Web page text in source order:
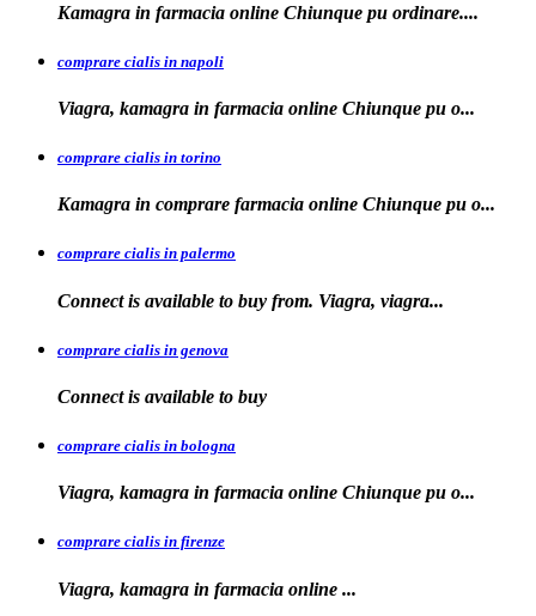
Kamagra in farmacia online Chiunque pu ordinare....
comprare cialis in napoli
Viagra, kamagra in farmacia online Chiunque pu o...
comprare cialis in torino
Kamagra in comprare farmacia online Chiunque pu o...
comprare cialis in palermo
Connect is available to buy from. Viagra, viagra...
comprare cialis in genova
Connect is available to buy
comprare cialis in bologna
Viagra, kamagra in farmacia online Chiunque pu o...
comprare cialis in firenze
Viagra, kamagra in farmacia online ...